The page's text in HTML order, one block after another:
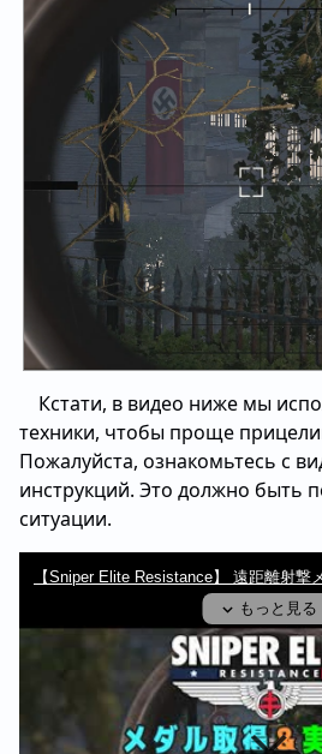
Кстати, в видео ниже мы
техники, чтобы проще
Пожалуйста, ознакомьтесь с
инструкций. Это должно быть
ситуации.